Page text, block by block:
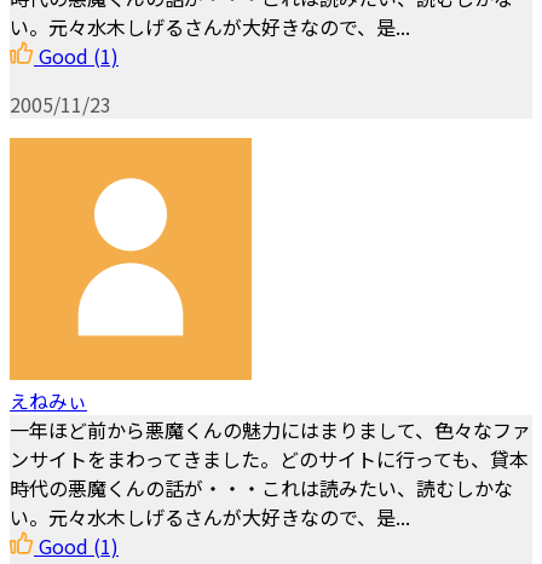
い。元々水木しげるさんが大好きなので、是...
Good (1)
2005/11/23
えねみぃ
一年ほど前から悪魔くんの魅力にはまりまして、色々なファ
ンサイトをまわってきました。どのサイトに行っても、貸本
時代の悪魔くんの話が・・・これは読みたい、読むしかな
い。元々水木しげるさんが大好きなので、是...
Good (1)